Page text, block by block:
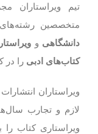
تیم ویراستاران
متخصصین
دانشگاهی و
کتاب‌های ادبی را در
ویراستاران
لازم و تجارب
ویراستاری کتاب را